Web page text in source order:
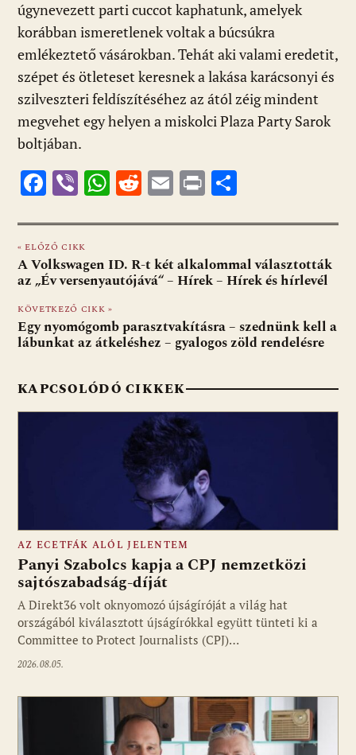
úgynevezett parti cuccot kaphatunk, amelyek
korábban ismeretlenek voltak a búcsúkra
emlékeztető vásárokban. Tehát aki valami eredetit,
szépet és ötleteset keresnek a lakása karácsonyi és
szilveszteri feldíszítéséhez az ától zéig mindent
megvehet egy helyen a miskolci Plaza Party Sarok
boltjában.
F
e
b
o
o
k
Vi
er
W
at
s
A
p
p
R
d
di
t
E
ai
l
Pr
t za
m
e
« ELŐZŐ CIKK
A Volkswagen ID. R-t két alkalommal választották
az „Év versenyautójává“ – Hírek – Hírek és hírlevél
KÖVETKEZŐ CIKK »
Egy nyomógomb parasztvakításra – szednünk kell a
lábunkat az átkeléshez – gyalogos zöld rendelésre
KAPCSOLÓDÓ CIKKEK
Fotó: media1.hu
AZ ECETFÁK ALÓL JELENTEM
Panyi Szabolcs kapja a CPJ nemzetközi
sajtószabadság-díját
A Direkt36 volt oknyomozó újságíróját a világ hat
országából kiválasztott újságírókkal együtt tünteti ki a
Committee to Protect Journalists (CPJ)…
2026.08.05.